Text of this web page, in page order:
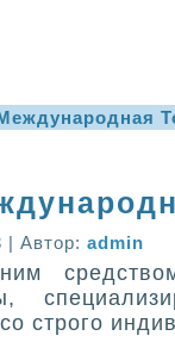
Международная
| Автор: admin
строго